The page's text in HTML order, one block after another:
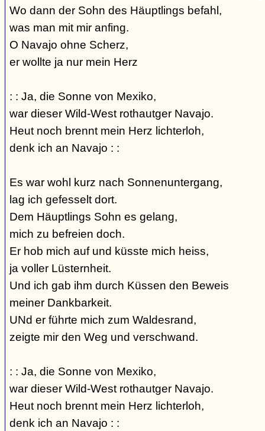
Wo dann der Sohn des Häuptlings befahl,
was man mit mir anfing.
O Navajo ohne Scherz,
er wollte ja nur mein Herz
: : Ja, die Sonne von Mexiko,
war dieser Wild-West rothautger Navajo.
Heut noch brennt mein Herz lichterloh,
denk ich an Navajo : :
Es war wohl kurz nach Sonnenuntergang,
lag ich gefesselt dort.
Dem Häuptlings Sohn es gelang,
mich zu befreien doch.
Er hob mich auf und küsste mich heiss,
ja voller Lüsternheit.
Und ich gab ihm durch Küssen den Beweis
meiner Dankbarkeit.
UNd er führte mich zum Waldesrand,
zeigte mir den Weg und verschwand.
: : Ja, die Sonne von Mexiko,
war dieser Wild-West rothautger Navajo.
Heut noch brennt mein Herz lichterloh,
denk ich an Navajo : :